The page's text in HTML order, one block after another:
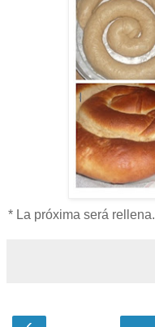
* La próxima será rellena.